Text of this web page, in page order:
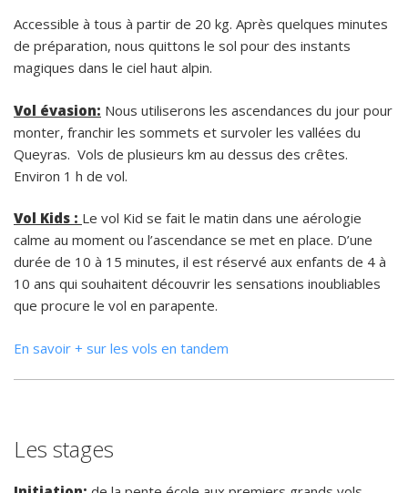
Accessible à tous à partir de 20 kg. Après quelques minutes
de préparation, nous quittons le sol pour des instants
magiques dans le ciel haut alpin.
Vol évasion: Nous utiliserons les ascendances du jour pour
monter, franchir les sommets et survoler les vallées du
Queyras. Vols de plusieurs km au dessus des crêtes.
Environ 1 h de vol.
Vol Kids : Le vol Kid se fait le matin dans une aérologie
calme au moment ou l’ascendance se met en place. D’une
durée de 10 à 15 minutes, il est réservé aux enfants de 4 à
10 ans qui souhaitent découvrir les sensations inoubliables
que procure le vol en parapente.
En savoir + sur les vols en tandem
Les stages